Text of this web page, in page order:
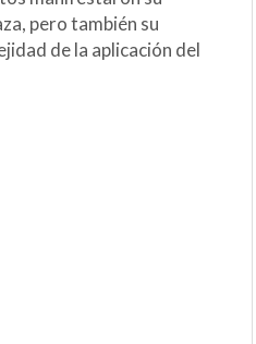
pero también su
de la aplicación del